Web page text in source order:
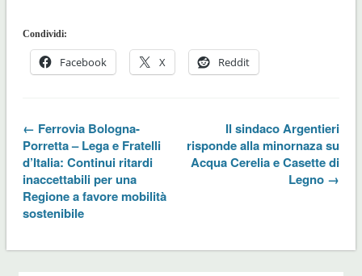
Condividi:
Facebook X Reddit
← Ferrovia Bologna-
Porretta – Lega e Fratelli
d’Italia: Continui ritardi
inaccettabili per una
Regione a favore mobilità
sostenibile
Il sindaco Argentieri
risponde alla minornaza su
Acqua Cerelia e Casette di
Legno →